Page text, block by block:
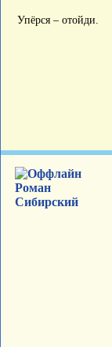
Упёрся – отойди.
Роман
Сибирский